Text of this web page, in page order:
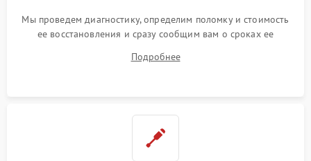
Мы проведем диагностику, определим поломку и стоимость
ее восстановления и сразу сообщим вам о сроках ее
Подробнее